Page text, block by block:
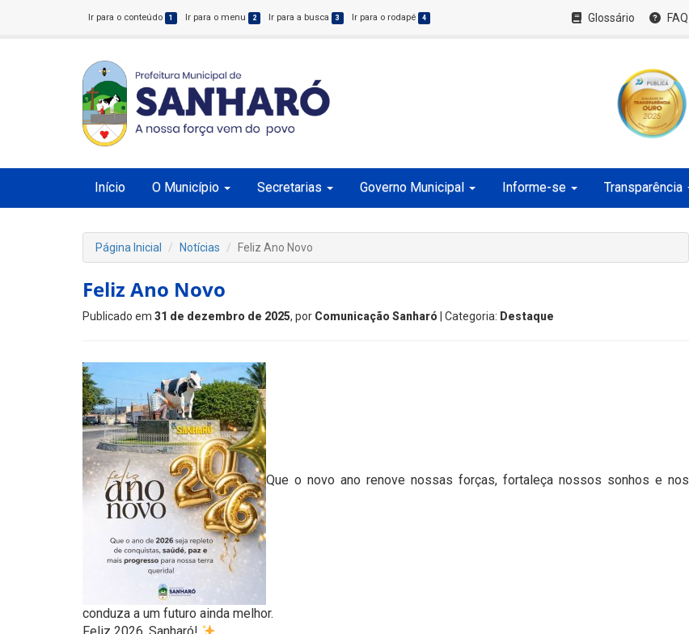
Ir para o conteúdo 1 Ir para o menu 2 Ir para a busca 3 Ir para o rodapé 4 Glossário FAQ
Início O Município Secretarias Governo Municipal Informe-se Transparência
Página Inicial Notícias Feliz Ano Novo
Feliz Ano Novo
Publicado em 31 de dezembro de 2025, por Comunicação Sanharó | Categoria: Destaque
Que o novo ano renove nossas forças, fortaleça nossos sonhos e nos
conduza a um futuro ainda melhor.